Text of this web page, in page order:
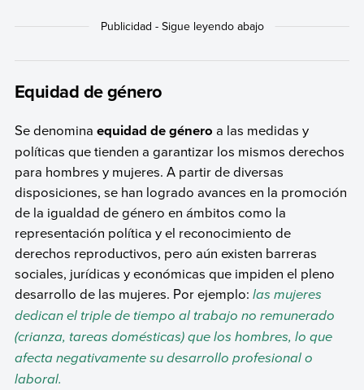
Equidad de género
Se denomina equidad de género a las medidas y
políticas que tienden a garantizar los mismos derechos
para hombres y mujeres. A partir de diversas
disposiciones, se han logrado avances en la promoción
de la igualdad de género en ámbitos como la
representación política y el reconocimiento de
derechos reproductivos, pero aún existen barreras
sociales, jurídicas y económicas que impiden el pleno
desarrollo de las mujeres. Por ejemplo: las mujeres
dedican el triple de tiempo al trabajo no remunerado
(crianza, tareas domésticas) que los hombres, lo que
afecta negativamente su desarrollo profesional o
laboral.